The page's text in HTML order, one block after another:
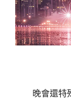
晚會還特殊